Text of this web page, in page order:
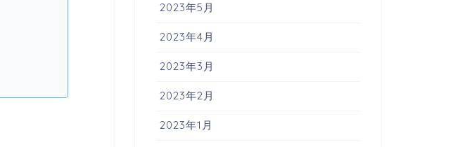
2023年5月
2023年4月
2023年3月
2023年2月
2023年1月